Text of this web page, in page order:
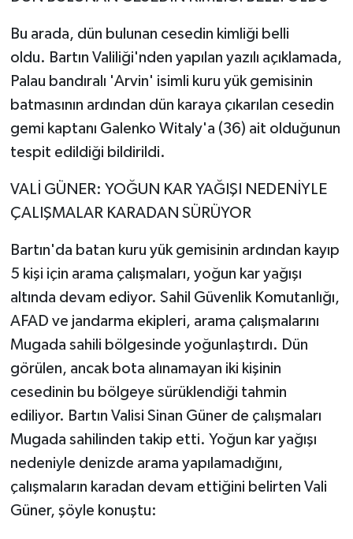
Bu arada, dün bulunan cesedin kimliği belli
oldu. Bartın Valiliği'nden yapılan yazılı açıklamada,
Palau bandıralı 'Arvin' isimli kuru yük gemisinin
batmasının ardından dün karaya çıkarılan cesedin
gemi kaptanı Galenko Witaly'a (36) ait olduğunun
tespit edildiği bildirildi.
VALİ GÜNER: YOĞUN KAR YAĞIŞI NEDENİYLE
ÇALIŞMALAR KARADAN SÜRÜYOR
Bartın'da batan kuru yük gemisinin ardından kayıp
5 kişi için arama çalışmaları, yoğun kar yağışı
altında devam ediyor. Sahil Güvenlik Komutanlığı,
AFAD ve jandarma ekipleri, arama çalışmalarını
Mugada sahili bölgesinde yoğunlaştırdı. Dün
görülen, ancak bota alınamayan iki kişinin
cesedinin bu bölgeye sürüklendiği tahmin
ediliyor. Bartın Valisi Sinan Güner de çalışmaları
Mugada sahilinden takip etti. Yoğun kar yağışı
nedeniyle denizde arama yapılamadığını,
çalışmaların karadan devam ettiğini belirten Vali
Güner, şöyle konuştu: